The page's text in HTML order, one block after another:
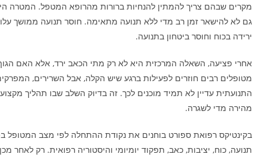
מקרים שבהם צריך להמתין להנחיות ברורות מהרופא המטפל. המטרה
גם לא להישאר זמן רב מדי ללא תנועה מתאימה. חוסר תנועה ממושך
ירידה בכוח וחוסר ביטחון בתנועה.
אחרי פציעה, השאלה המרכזית היא לא רק מתי הכאב ירד, אלא האם הגוף
מטופלים רבים חוזרים לפעילות ברגע שיש הקלה, אבל השרירים,
התנועתית עדיין לא תמיד מוכנים לכך. זה בדיוק השלב שבו תהליך
מהירה מדי לשגרה.
בקינטיקס רפואת ספורט בוחנים את נקודת ההתחלה לפי מצב המטופל
תנועה, כוח, יציבות, כאב, תפקוד יומיומי והיסטוריה רפואית. רק לאחר מכן